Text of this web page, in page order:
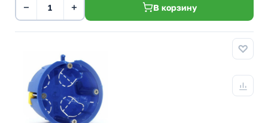
− + В корзину